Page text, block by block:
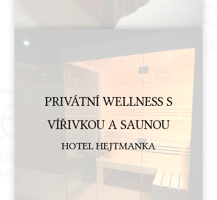
PRIVÁTNÍ WELLNESS S
VÍŘIVKOU A SAUNOU
HOTEL HEJTMANKA